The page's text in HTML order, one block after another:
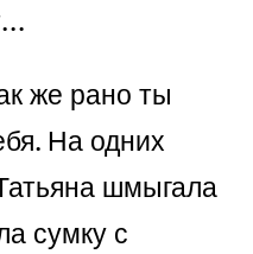
же рано ты
На одних
шмыгала
сумку с